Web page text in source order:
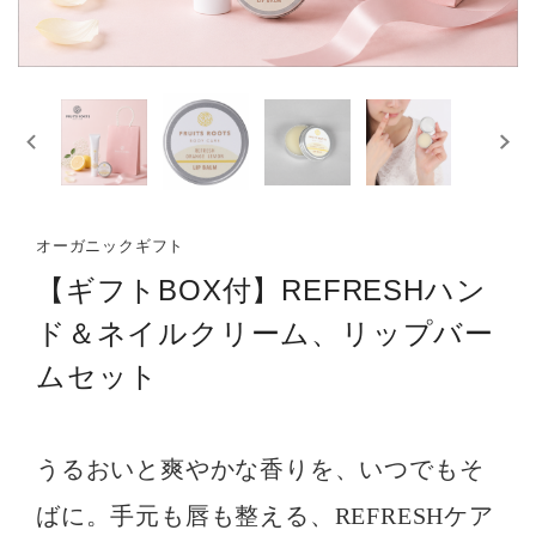
オーガニックギフト
【ギフトBOX付】REFRESHハン
ド＆ネイルクリーム、リップバー
ムセット
うるおいと爽やかな香りを、いつでもそ
ばに。手元も唇も整える、REFRESHケア